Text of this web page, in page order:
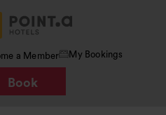
a Member My Bookings
Book